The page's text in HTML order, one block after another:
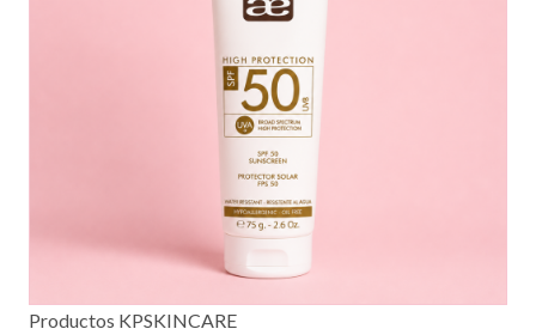
Productos KPSKINCARE